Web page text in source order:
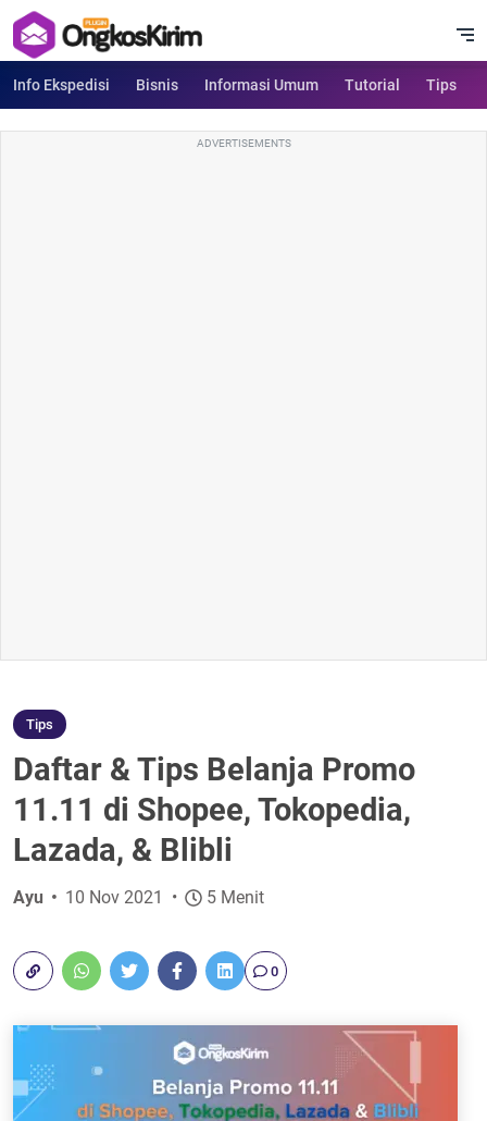
Info Ekspedisi Bisnis Informasi Umum Tutorial Tips
ADVERTISEMENTS
Tips
Daftar & Tips Belanja Promo
11.11 di Shopee, Tokopedia,
Lazada, & Blibli
Ayu 10 Nov 2021 5 Menit
0